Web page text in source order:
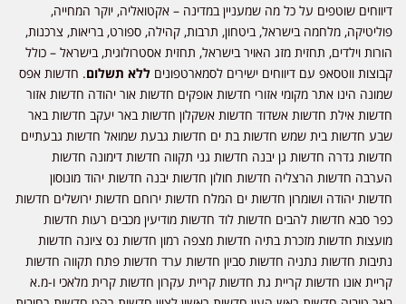
דיווחים שוטפים על כל מה שמעניין במדינה – אקטואליה, יוקר המחייה,
פוליטיקה, מלחמה בישראל, ביטחון, תרבות, קהילה, ספורט, בריאות, צרכנות,
הורות וילדים, תחזית מזג האויר בישראל, תחזית אסטרולוגית, בישראל – כולל
קבוצות ווטסאפ עם דיווחים ישירים לסמארטפונים ללא תשלום. חדשות אפס
שמונה הינו אתר מקומי אזורי חדשות אופקים חדשות אור יהודה חדשות אזור
חדשות אילת חדשות אשדוד חדשות אשקלון חדשות באר יעקב חדשות באר
שבע חדשות בית שמש חדשות בת ים חדשות גבעת שמואל חדשות גבעתיים
חדשות גדרה חדשות גן יבנה חדשות גני תקווה חדשות דימונה חדשות
הערבה חדשות הרצליה חדשות חולון חדשות יבנה חדשות יהוד מונוסון
חדשות יהודה ושומרון חדשות ים המלח חדשות ירוחם חדשות ירושלים חדשות
כפר סבא חדשות להבים חדשות לוד חדשות מודיעין מכבים רעות חדשות
מועצות חדשות מזכרת בתיה חדשות מצפה רמון חדשות נס ציונה חדשות
נתיבות חדשות נתניה חדשות סביון חדשות ערד חדשות פתח תקווה חדשות
קריית אונו חדשות קריית גת חדשות קריית עקרון חדשות קרית מלאכי ו-מ.א